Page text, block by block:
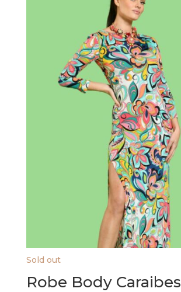
options
peuvent
être
choisies
sur
la
page
produit
Sold out
Robe Body Caraibes